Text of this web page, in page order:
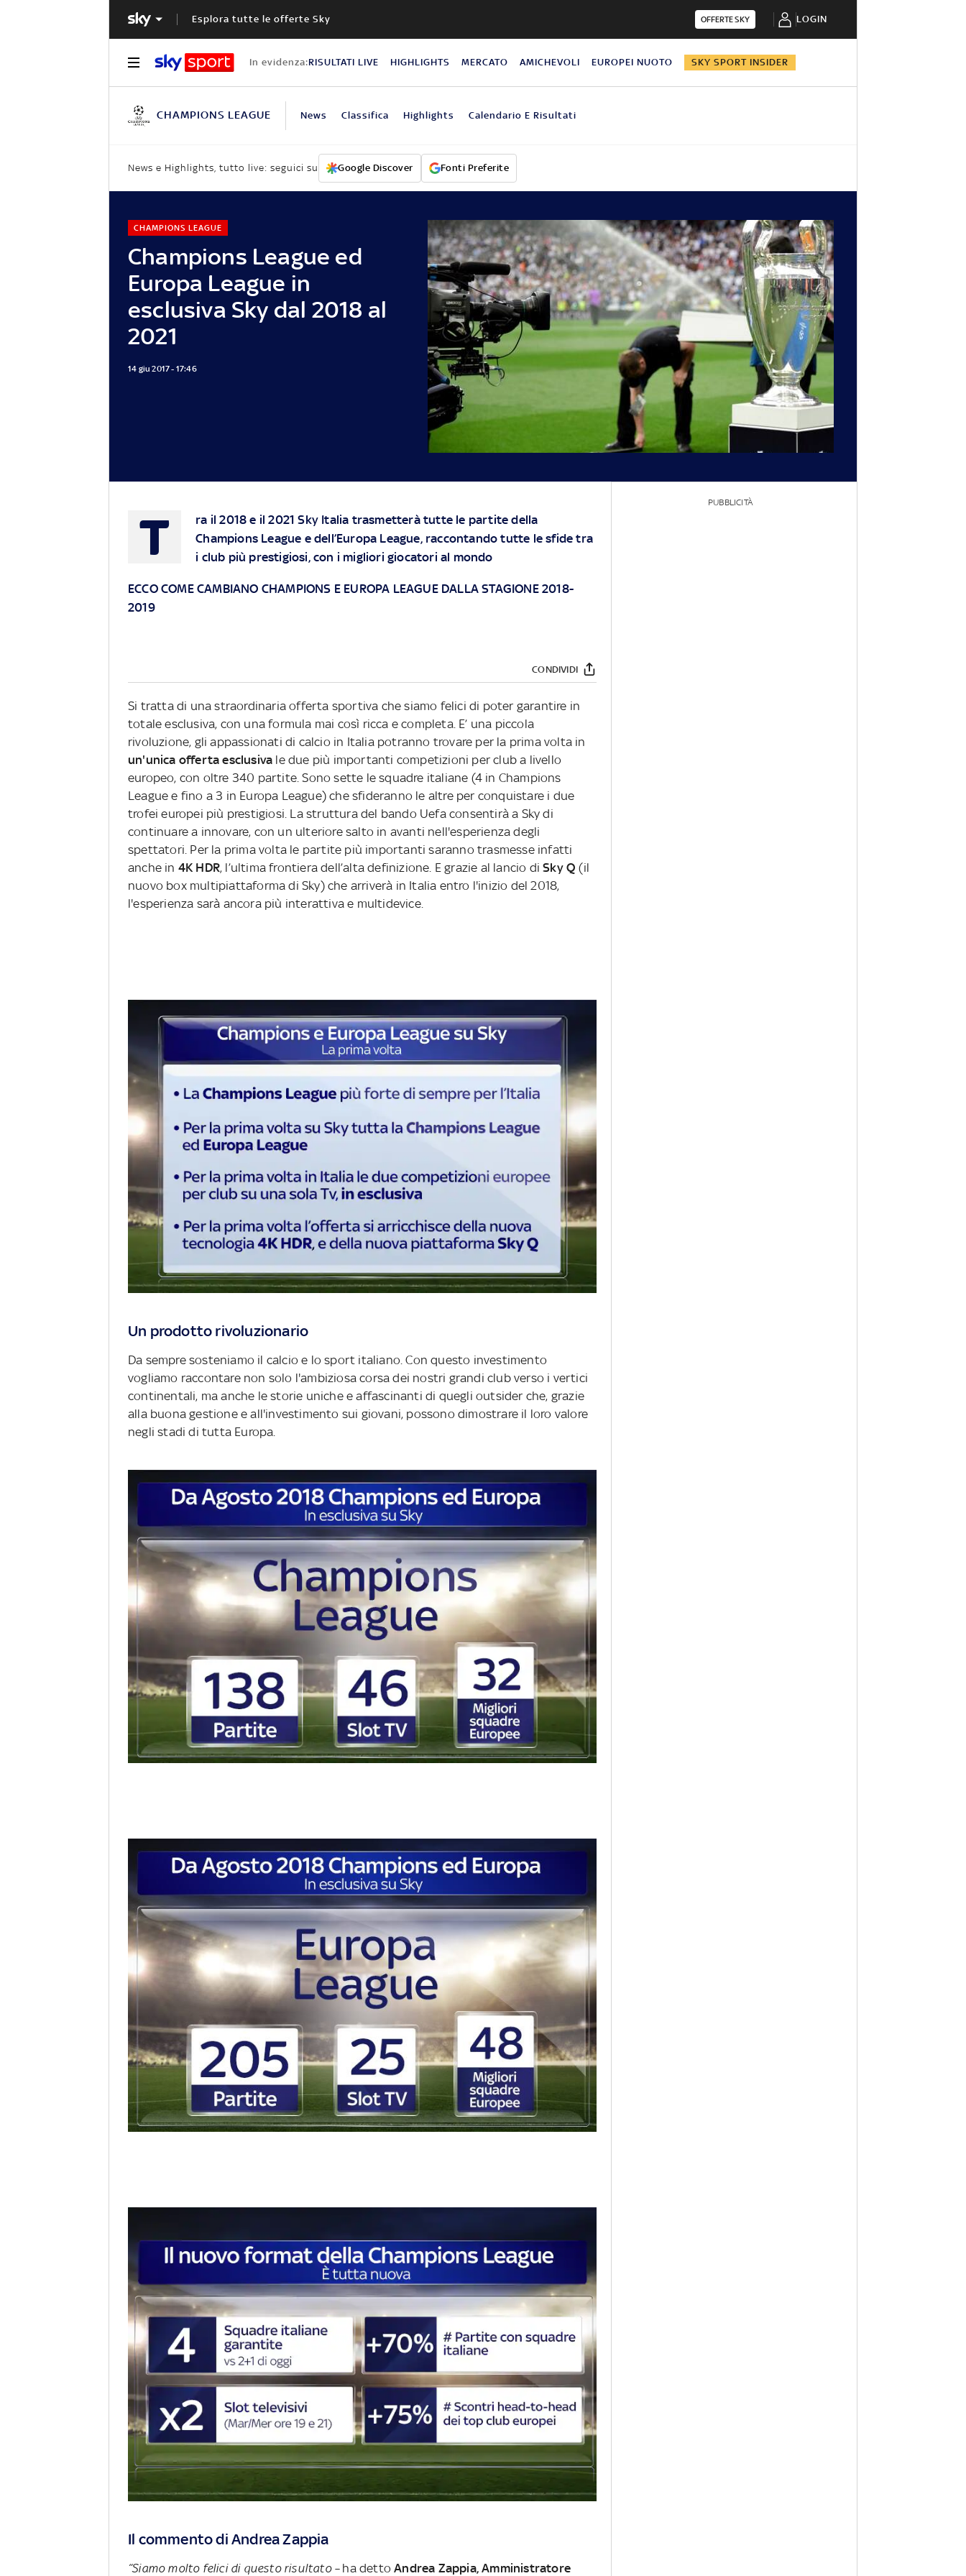
Esplora tutte le offerte Sky OFFERTE SKY LOGIN
In evidenza:RISULTATI LIVE HIGHLIGHTS MERCATO AMICHEVOLI EUROPEI NUOTO SKY SPORT INSIDER
CHAMPIONS LEAGUE News Classifica Highlights Calendario E Risultati
News e Highlights, tutto live: seguici su Google Discover Fonti Preferite
Champions League ed
Europa League in
esclusiva Sky dal 2018 al
2021
CHAMPIONS LEAGUE
14 giu 2017 - 17:46
T
ra il 2018 e il 2021 Sky Italia trasmetterà tutte le partite della
Champions League e dell’Europa League, raccontando tutte le sfide tra
i club più prestigiosi, con i migliori giocatori al mondo
ECCO COME CAMBIANO CHAMPIONS E EUROPA LEAGUE DALLA STAGIONE 2018-
2019
CONDIVIDI
Si tratta di una straordinaria offerta sportiva che siamo felici di poter garantire in
totale esclusiva, con una formula mai così ricca e completa. E’ una piccola
rivoluzione, gli appassionati di calcio in Italia potranno trovare per la prima volta in
un'unica offerta esclusiva le due più importanti competizioni per club a livello
europeo, con oltre 340 partite. Sono sette le squadre italiane (4 in Champions
League e fino a 3 in Europa League) che sfideranno le altre per conquistare i due
trofei europei più prestigiosi. La struttura del bando Uefa consentirà a Sky di
continuare a innovare, con un ulteriore salto in avanti nell'esperienza degli
spettatori. Per la prima volta le partite più importanti saranno trasmesse infatti
anche in 4K HDR, l’ultima frontiera dell’alta definizione. E grazie al lancio diSky Q (il
nuovo box multipiattaforma di Sky) che arriverà in Italia entro l'inizio del 2018,
l'esperienza sarà ancora più interattiva e multidevice.
Un prodotto rivoluzionario
Da sempre sosteniamo il calcio e lo sport italiano. Con questo investimento
vogliamo raccontare non solo l'ambiziosa corsa dei nostri grandi club verso i vertici
continentali, ma anche le storie uniche e affascinanti di quegli outsider che, grazie
alla buona gestione e all'investimento sui giovani, possono dimostrare il loro valore
negli stadi di tutta Europa.
Il commento di Andrea Zappia
“Siamo molto felici di questo risultato – ha dettoAndrea Zappia, Amministratore
PUBBLICITÀ